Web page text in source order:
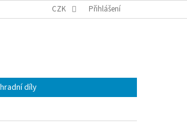
REKLAMACE
CZK Přihlášení
díly